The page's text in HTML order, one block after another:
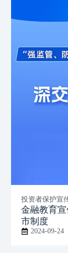
投资者保护宣
金融教育
市制度
2024-09-24